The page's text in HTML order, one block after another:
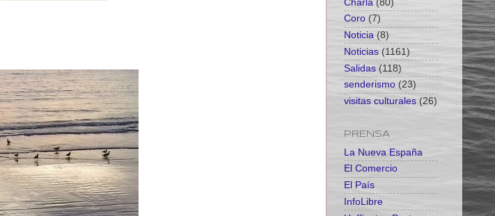
Charla (80)
Coro (7)
Noticia (8)
Noticias (1161)
Salidas (118)
senderismo (23)
visitas culturales (26)
PRENSA
La Nueva España
El Comercio
El País
InfoLibre